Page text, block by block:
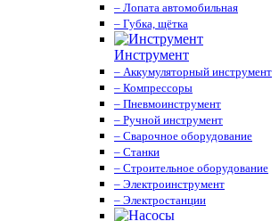
– Лопата автомобильная
– Губка, щётка
Инструмент
– Аккумуляторный инструмент
– Компрессоры
– Пневмоинструмент
– Ручной инструмент
– Сварочное оборудование
– Станки
– Строительное оборудование
– Электроинструмент
– Электростанции